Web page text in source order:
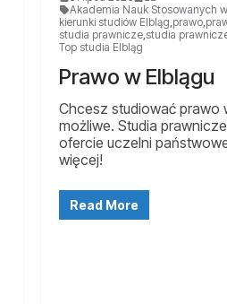
Akademia Nauk Stosowanych
kierunki studiów Elbląg,prawo,
studia prawnicze,studia
Top studia Elbląg
Prawo w Elblągu
Chcesz studiować prawo
możliwe. Studia
ofercie uczelni
więcej!
Read More